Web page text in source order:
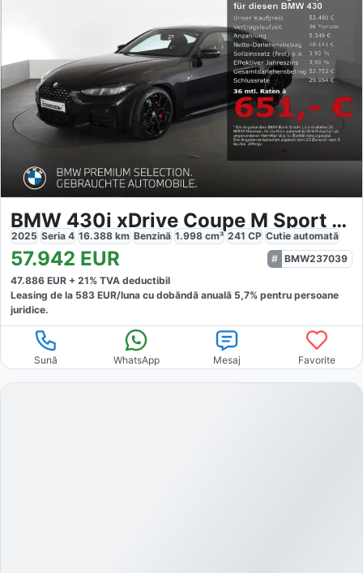
BMW 430i xDrive Coupe M Sport Pro
2025 Seria 4 16.388 km Benzină 1.998 cm³ 241 CP Cutie automată
57.942 EUR
BMW237039
47.886 EUR + 21% TVA deductibil
Leasing de la 583 EUR/luna cu dobăndă anuală 5,7% pentru persoane
juridice.
Sună WhatsApp Mesaj Favorite